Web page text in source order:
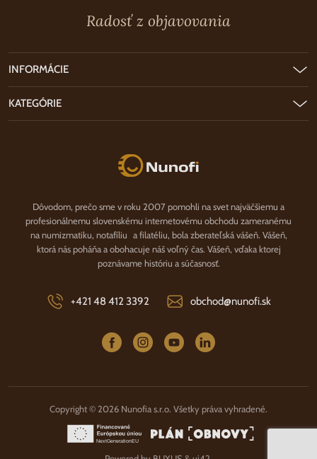
Radosť z objavovania
Nunofi.sk
Dôvodom, prečo sme v roku 2007 pomohli na svet najväčšiemu a
profesionálnemu slovenskému internetovému obchodu zameranému
na numizmatiku, notafíliu a filatéliu, bola zberateľská vášeň. Vášeň,
ktorá nás poháňa a obohacuje náš voľný čas. Vášeň, vďaka ktorej
poznávame históriu a súčasnosť.
+421 48 412 3392 obchod@nunofi.sk
INFORMÁCIE
KATEGÓRIE
Copyright © 2026 Nunofia s.r.o. Všetky práva vyhradené.